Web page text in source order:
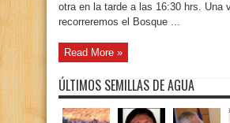
otra en la tarde a las 16:30 hrs. Una
recorreremos el Bosque ...
Read More »
ÚLTIMOS SEMILLAS DE AGUA